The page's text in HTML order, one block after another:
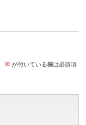
※ が付いている欄は必須項